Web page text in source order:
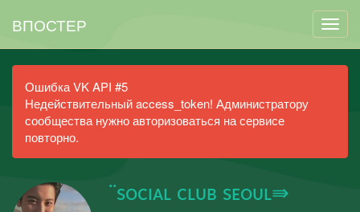
ВПОСТЕР
Ошибка VK API #5
Недействительный access_token! Администратору
сообщества нужно авторизоваться на сервисе
повторно.
¨sᴏᴄɪᴀʟ ᴄʟᴜʙ sᴇᴏᴜʟ⇛